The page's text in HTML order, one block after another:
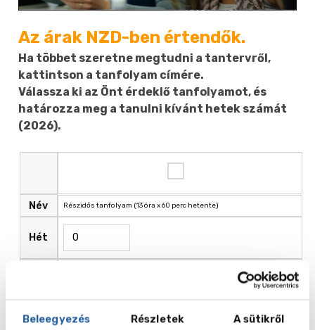
Beleegyezés Részletek A sütikről
Az árak NZD-ben értendők.
Ha többet szeretne megtudni a tantervről,
kattintson a tanfolyam címére.
Válassza ki az Önt érdeklő tanfolyamot, és
határozza meg a tanulni kívánt hetek számát
(2026).
Név
Hét
Részidős tanfolyam (13 óra x 60 perc hetente)